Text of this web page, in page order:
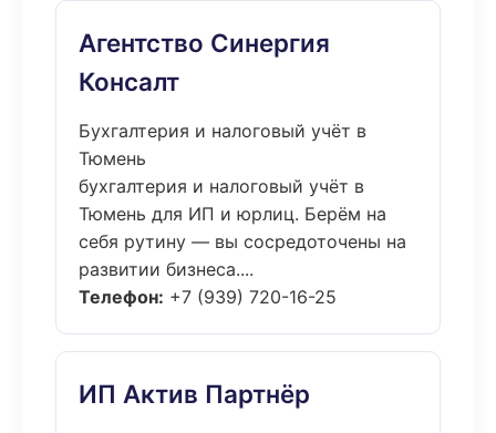
Агентство Синергия
Консалт
Бухгалтерия и налоговый учёт в
Тюмень
бухгалтерия и налоговый учёт в
Тюмень для ИП и юрлиц. Берём на
себя рутину — вы сосредоточены на
развитии бизнеса....
Телефон: +7 (939) 720-16-25
ИП Актив Партнёр